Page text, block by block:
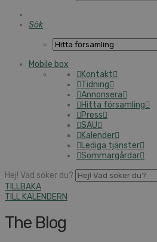
Sök
Mobile box
Kontakt
Tidning
Annonsera
Hitta församling
Press
SAU
Kalender
Lediga tjänster
Sommargårdar
Hej! Vad söker du?
TILLBAKA
TILL KALENDERN
The Blog